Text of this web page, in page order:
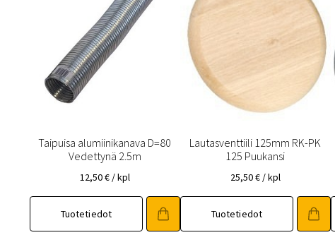
Taipuisa alumiinikanava D=80
Vedettynä 2.5m
12,50€ / kpl
Tuotetiedot
Lautasventtiili 125mm RK-PK
125 Puukansi
25,50€ / kpl
Tuotetiedot